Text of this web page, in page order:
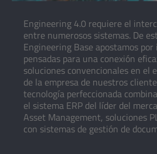
Engineering 4.0 requiere el
entre numerosos sistemas. De
Engineering Base apostamos
pensadas para una conexión
soluciones convencionales en el
de la empresa de nuestros
tecnología perfeccionada
el sistema ERP del líder del
Asset Management, soluciones
con sistemas de gestión de